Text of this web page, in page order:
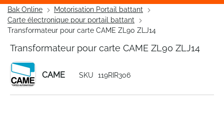
Bak Online
Motorisation Portail battant
Carte électronique pour portail battant
Transformateur pour carte CAME ZL90 ZLJ14
Transformateur pour carte CAME ZL90 ZLJ14
CAME SKU 119RIR306